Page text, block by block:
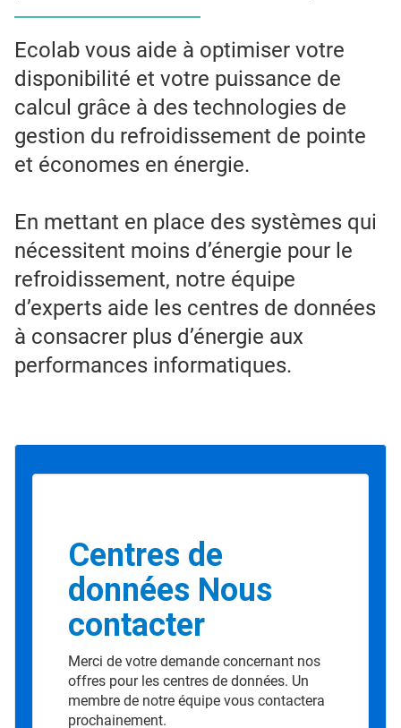
Ecolab vous aide à optimiser votre
disponibilité et votre puissance de
calcul grâce à des technologies de
gestion du refroidissement de pointe
et économes en énergie.
En mettant en place des systèmes qui
nécessitent moins d’énergie pour le
refroidissement, notre équipe
d’experts aide les centres de données
à consacrer plus d’énergie aux
performances informatiques.
Centres de
données Nous
contacter
Merci de votre demande concernant nos
offres pour les centres de données. Un
membre de notre équipe vous contactera
prochainement.